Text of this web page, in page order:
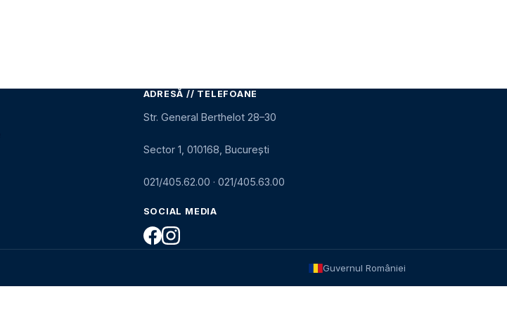
ADRESĂ // TELEFOANE
Str. General Berthelot 28–30
Sector 1, 010168, București
021/405.62.00 · 021/405.63.00
SOCIAL MEDIA
Guvernul României